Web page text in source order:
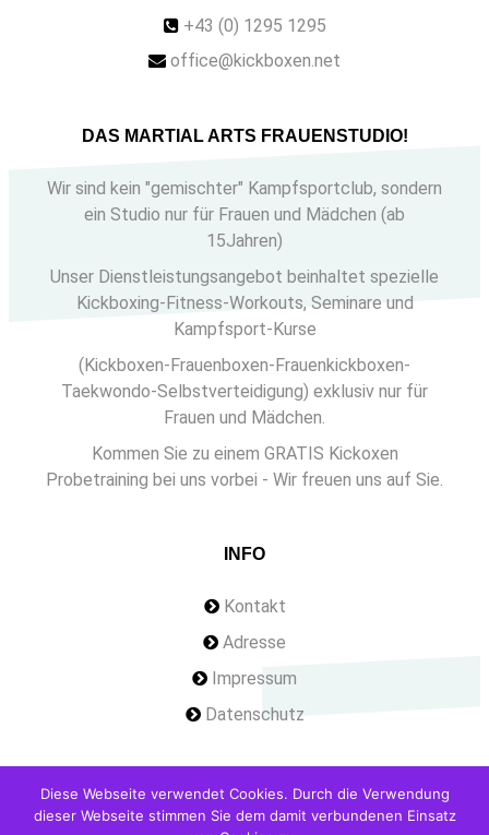
+43 (0) 1295 1295
office@kickboxen.net
DAS MARTIAL ARTS FRAUENSTUDIO!
Wir sind kein "gemischter" Kampfsportclub, sondern
ein Studio nur für Frauen und Mädchen (ab
15Jahren)
Unser Dienstleistungsangebot beinhaltet spezielle
Kickboxing-Fitness-Workouts, Seminare und
Kampfsport-Kurse
(Kickboxen-Frauenboxen-Frauenkickboxen-
Taekwondo-Selbstverteidigung) exklusiv nur für
Frauen und Mädchen.
Kommen Sie zu einem GRATIS Kickoxen
Probetraining bei uns vorbei - Wir freuen uns auf Sie.
INFO
Kontakt
Adresse
Impressum
Datenschutz
Diese Webseite verwendet Cookies. Durch die Verwendung
dieser Webseite stimmen Sie dem damit verbundenen Einsatz